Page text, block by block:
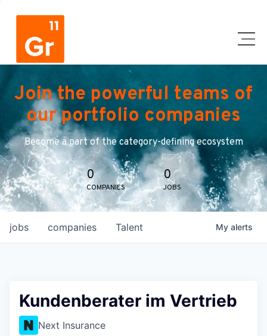
Join the powerful teams of
our portfolio companies
Become a part of the category-defining ecosystem
0
COMPANIES
0
JOBS
jobs companies Talent My alerts
Kundenberater im Vertrieb
Next Insurance